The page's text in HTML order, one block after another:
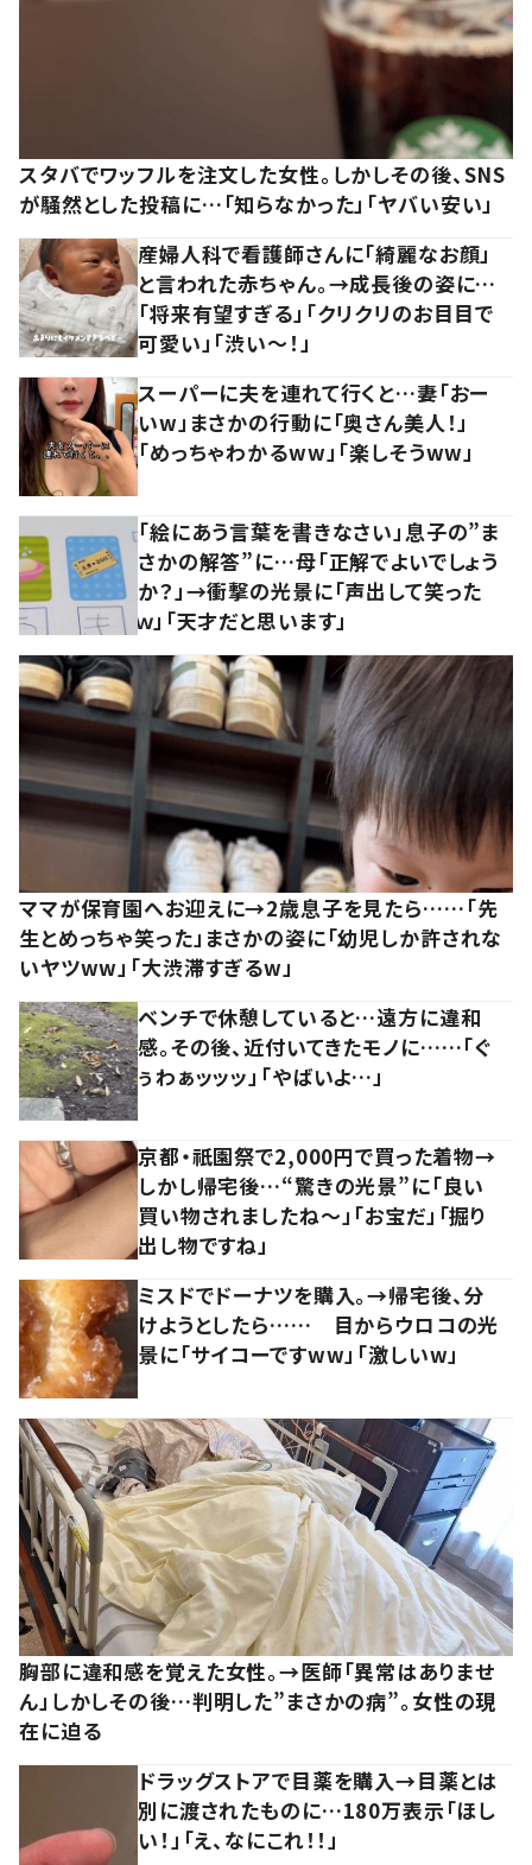
スタバでワッフルを注文した女性。しかしその後、SNS
が騒然とした投稿に…「知らなかった」「ヤバい安い」
産婦人科で看護師さんに「綺麗なお顔」
と言われた赤ちゃん。→成長後の姿に…
「将来有望すぎる」「クリクリのお目目で
可愛い」「渋い～！」
スーパーに夫を連れて行くと…妻「おー
いw」まさかの行動に「奥さん美人！」
「めっちゃわかるww」「楽しそうww」
「絵にあう言葉を書きなさい」息子の”ま
さかの解答”に…母「正解でよいでしょう
か？」→衝撃の光景に「声出して笑った
ｗ」「天才だと思います」
ママが保育園へお迎えに→2歳息子を見たら……「先
生とめっちゃ笑った」まさかの姿に「幼児しか許されな
いヤツww」「大渋滞すぎるw」
ベンチで休憩していると…遠方に違和
感。その後、近付いてきたモノに……「ぐ
ぅわぁッッッ」「やばいよ…」
京都・祇園祭で2,000円で買った着物→
しかし帰宅後…“驚きの光景”に「良い
買い物されましたね～」「お宝だ」「掘り
出し物ですね」
ミスドでドーナツを購入。→帰宅後、分
けようとしたら…… 目からウロコの光
景に「サイコーですww」「激しいw」
胸部に違和感を覚えた女性。→医師「異常はありませ
ん」しかしその後…判明した”まさかの病”。女性の現
在に迫る
ドラッグストアで目薬を購入→目薬とは
別に渡されたものに…180万表示「ほし
い！」「え、なにこれ！！」